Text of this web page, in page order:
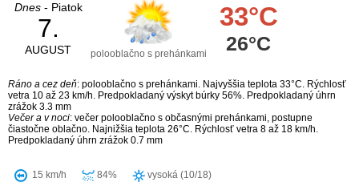
Dnes- Piatok
7.
AUGUST polooblačno s prehánkami
33°C
26°C
Ráno a cez deň: polooblačno s prehánkami. Najvyššia teplota 33°C. Rýchlosť
vetra 10 až 23 km/h. Predpokladaný výskyt búrky 56%. Predpokladaný úhrn
zrážok 3.3 mm
Večer a v noci: večer polooblačno s občasnými prehánkami, postupne
čiastočne oblačno. Najnižšia teplota 26°C. Rýchlosť vetra 8 až 18 km/h.
Predpokladaný úhrn zrážok 0.7 mm
15 km/h 84% vysoká (10/18)